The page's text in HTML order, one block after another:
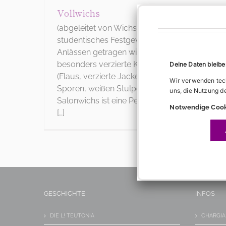
Vollwichs
(abgeleitet von Wichse als Lederputzmittel)
studentisches Festgewand, dass von den
Anlässen getragen wird. Der Vollwichs
besonders verzierte Kopfbedeckung), Band,
(Flaus, verzierte Jacke), weißer Stiefelhose,
Sporen, weißen Stulpenhandschuhen und
Salonwichs ist eine Pekesche mit schwarzer
[…]
GESCHICHTE
DIE L! TEUTONIA
INFOS
CHARGIA
Deine Daten
Wir verwenden
uns, die Nutzung
Notwendige